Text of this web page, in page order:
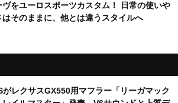
ヴをユーロスポーツカスタム！ 日常の使いや
はそのままに、他とは違うスタイルへ
がレクサスGX550用マフラー「リーガマック